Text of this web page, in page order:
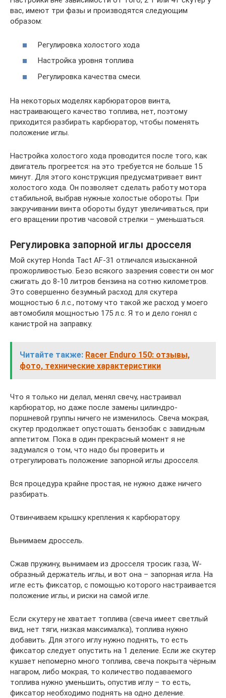
вас, имеют три фазы и производятся следующим
образом:
Регулировка холостого хода
Настройка уровня топлива
Регулировка качества смеси.
На некоторых моделях карбюраторов винта,
настраивающего качество топлива, нет, поэтому
приходится разбирать карбюратор, чтобы поменять
положение иглы.
Настройка холостого хода проводится после того, как
двигатель прогреется: на это требуется не больше 15
минут. Для этого конструкция предусматривает винт
холостого хода. Он позволяет сделать работу мотора
стабильной, выбрав нужные холостые обороты. При
закручивании винта обороты будут увеличиваться, при
его вращении против часовой стрелки – уменьшаться.
Регулировка запорной иглы дросселя
Мой скутер Honda Tact AF-31 отличался изысканной
прожорливостью. Безо всякого зазрения совести он мог
сжигать до 8-10 литров бензина на сотню километров.
Это совершенно безумный расход для скутера
мощностью 6 л.с., потому что такой же расход у моего
автомобиля мощностью 175 л.с. Я то и дело гонял с
канистрой на заправку.
Читайте также: Racer Enduro 150: отзывы,
фото, технические характеристики
Что я только ни делал, менял свечу, настраивал
карбюратор, но даже после замены цилиндро-
поршневой группы ничего не изменилось. Свеча мокрая,
скутер продолжает опустошать бензобак с завидным
аппетитом. Пока в один прекрасный момент я не
задумался о том, что надо бы проверить и
отрегулировать положение запорной иглы дросселя.
Вся процедура крайне простая, не нужно даже ничего
разбирать.
Отвинчиваем крышку крепления к карбюратору.
Вынимаем дроссель.
Сжав пружину, вынимаем из дросселя тросик газа, W-
образный держатель иглы, и вот она – запорная игла. На
игле есть фиксатор, с помощью которого настраивается
положение иглы, и риски на самой игле.
Если скутеру не хватает топлива (свеча имеет светлый
вид, нет тяги, низкая максималка), топлива нужно
добавить. Для этого иглу нужно поднять, то есть
фиксатор следует опустить на 1 деление. Если же скутер
кушает непомерно много топлива, свеча покрыта чёрным
нагаром, либо мокрая, то количество подаваемого
топлива нужно уменьшить, опустив иглу – то есть,
фиксатор необходимо поднять на одно деление.